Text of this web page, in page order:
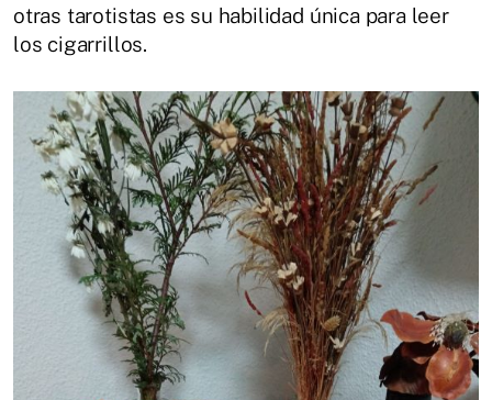
otras tarotistas es su habilidad única para leer
los cigarrillos.